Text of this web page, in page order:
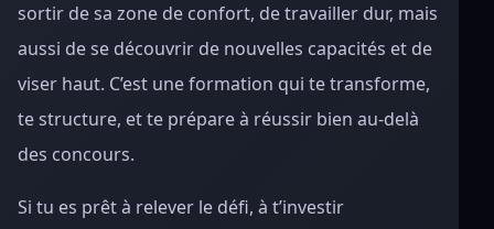
sortir de sa zone de confort, de travailler dur, mais
aussi de se découvrir de nouvelles capacités et de
viser haut. C’est une formation qui te transforme,
te structure, et te prépare à réussir bien au-delà
des concours.
Si tu es prêt à relever le défi, à t’investir